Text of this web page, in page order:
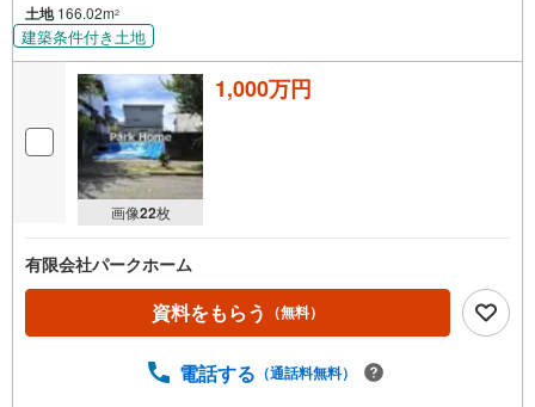
土地166.02m2
建築条件付き土地
画像22枚
1,000万円
有限会社パークホーム
資料をもらう （無料）
電話する （通話料無料）